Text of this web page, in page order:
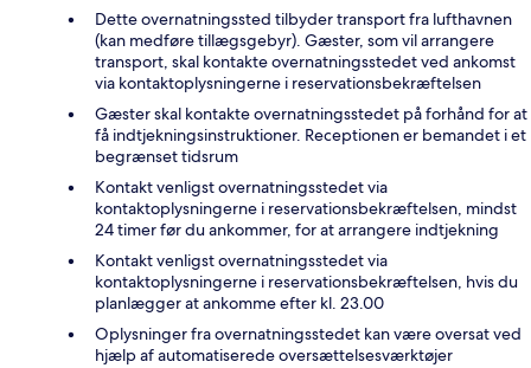
Dette overnatningssted tilbyder transport fra lufthavnen
(kan medføre tillægsgebyr). Gæster, som vil arrangere
transport, skal kontakte overnatningsstedet ved ankomst
via kontaktoplysningerne i reservationsbekræftelsen
Gæster skal kontakte overnatningsstedet på forhånd for at
få indtjekningsinstruktioner. Receptionen er bemandet i et
begrænset tidsrum
Kontakt venligst overnatningsstedet via
kontaktoplysningerne i reservationsbekræftelsen, mindst
24 timer før du ankommer, for at arrangere indtjekning
Kontakt venligst overnatningsstedet via
kontaktoplysningerne i reservationsbekræftelsen, hvis du
planlægger at ankomme efter kl. 23.00
Oplysninger fra overnatningsstedet kan være oversat ved
hjælp af automatiserede oversættelsesværktøjer